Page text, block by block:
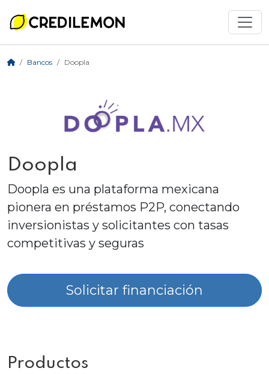
Bancos Doopla
Doopla
Doopla es una plataforma mexicana
pionera en préstamos P2P, conectando
inversionistas y solicitantes con tasas
competitivas y seguras
Solicitar financiación
Productos